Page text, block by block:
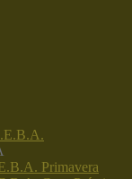
Primavera